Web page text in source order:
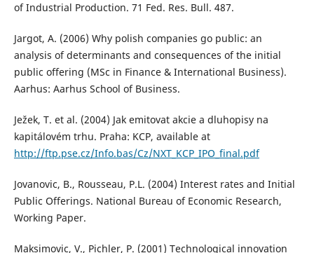
of Industrial Production. 71 Fed. Res. Bull. 487.
Jargot, A. (2006) Why polish companies go public: an
analysis of determinants and consequences of the initial
public offering (MSc in Finance & International Business).
Aarhus: Aarhus School of Business.
Ježek, T. et al. (2004) Jak emitovat akcie a dluhopisy na
kapitálovém trhu. Praha: KCP, available at
http://ftp.pse.cz/Info.bas/Cz/NXT_KCP_IPO_final.pdf
Jovanovic, B., Rousseau, P.L. (2004) Interest rates and Initial
Public Offerings. National Bureau of Economic Research,
Working Paper.
Maksimovic, V., Pichler, P. (2001) Technological innovation